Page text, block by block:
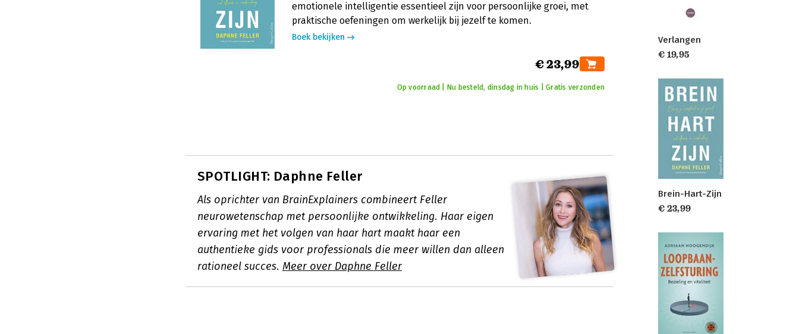
emotionele intelligentie essentieel zijn voor persoonlijke groei, met
praktische oefeningen om werkelijk bij jezelf te komen.
Boek bekijken
€ 23,99
Op voorraad | Nu besteld, dinsdag in huis | Gratis verzonden
SPOTLIGHT: Daphne Feller
Als oprichter van BrainExplainers combineert Feller
neurowetenschap met persoonlijke ontwikkeling. Haar eigen
ervaring met het volgen van haar hart maakt haar een
authentieke gids voor professionals die meer willen dan alleen
rationeel succes. Meer over Daphne Feller
Verlangen
€ 19,95
Brein-Hart-Zijn
€ 23,99